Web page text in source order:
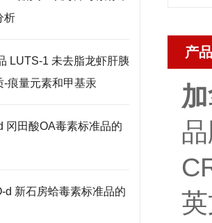
析
LUTS-1 未去脂龙虾肝胰
-痕量元素和甲基汞
冈田酸OA毒素标准品的
d 新石房蛤毒素标准品的
产